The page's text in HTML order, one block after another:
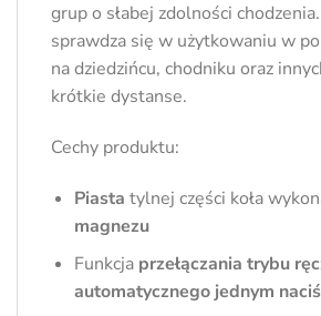
grup o słabej zdolności
sprawdza się w użytkowaniu w
na dziedzińcu, chodniku oraz
krótkie dystanse.
Cechy produktu:
Piasta tylnej części koła
magnezu
Funkcjaprzełączania trybu
automatycznego jednym